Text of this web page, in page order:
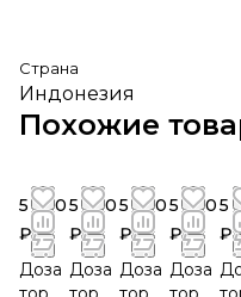
Страна
Индонезия
Похожие
5 760
₽
Доза
5 760
₽
Доза
5 760
₽
Доза
5 760
₽
Доза
5
₽